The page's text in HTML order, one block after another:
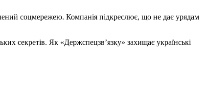
соцмережею. Компанія підкреслює, що не дає урядам
секретів. Як «Держспецзв’язку» захищає українські